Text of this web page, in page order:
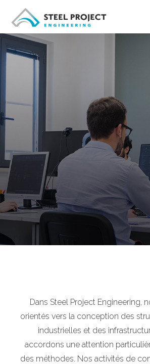
Spécialistes
conception
structures
Dans Steel Project Engineering,
orientés vers la conception des
industrielles et des
accordons une attention
des méthodes. Nos activités de